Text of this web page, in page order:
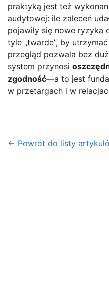
praktyką jest też
audytowej: ile zaleceń
pojawiły się nowe ryzyka
tyle „twarde”, by
przegląd pozwala bez
system przynosi
zgodność—a to jest
w przetargach i w
← Powrót do listy